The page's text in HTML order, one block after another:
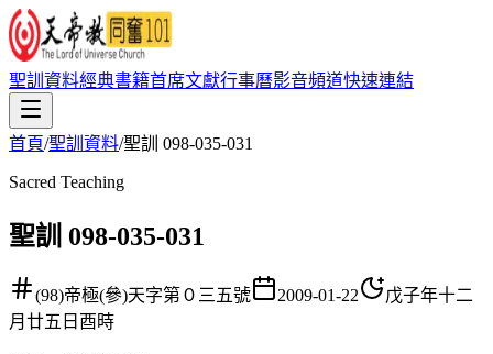
聖訓資料經典書籍首席文獻行事曆影音頻道快速連結
首頁/聖訓資料/聖訓 098-035-031
Sacred Teaching
聖訓 098-035-031
(98)帝極(參)天字第０三五號 2009-01-22
戊子年十二
月廿五日酉時